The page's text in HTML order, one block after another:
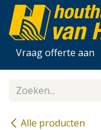
Overslaan naar inhoud
Vraag offerte aan
Alle producten